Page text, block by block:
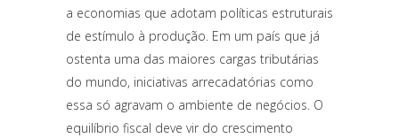
a economias que adotam políticas estruturais
de estímulo à produção. Em um país que já
ostenta uma das maiores cargas tributárias
do mundo, iniciativas arrecadatórias como
essa só agravam o ambiente de negócios. O
equilíbrio fiscal deve vir do crescimento